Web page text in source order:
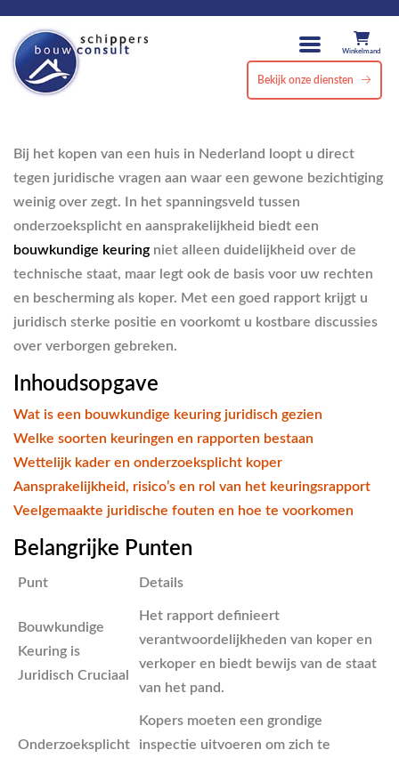
Winkelmand
Bekijk onze diensten
Bij het kopen van een huis in Nederland loopt u direct
tegen juridische vragen aan waar een gewone bezichtiging
weinig over zegt. In het spanningsveld tussen
onderzoeksplicht en aansprakelijkheid biedt een
bouwkundige keuring niet alleen duidelijkheid over de
technische staat, maar legt ook de basis voor uw rechten
en bescherming als koper. Met een goed rapport krijgt u
juridisch sterke positie en voorkomt u kostbare discussies
over verborgen gebreken.
Inhoudsopgave
Wat is een bouwkundige keuring juridisch gezien
Welke soorten keuringen en rapporten bestaan
Wettelijk kader en onderzoeksplicht koper
Aansprakelijkheid, risico’s en rol van het keuringsrapport
Veelgemaakte juridische fouten en hoe te voorkomen
Belangrijke Punten
Punt Details
Bouwkundige
Keuring is
Juridisch Cruciaal
Het rapport definieert
verantwoordelijkheden van koper en
verkoper en biedt bewijs van de staat
van het pand.
Onderzoeksplicht
Kopers moeten een grondige
inspectie uitvoeren om zich te